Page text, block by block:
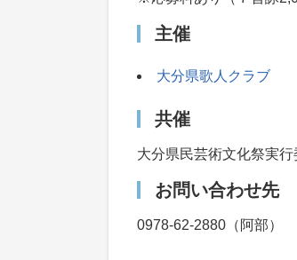
主催
大分県歌人クラブ
共催
大分県民芸術文化祭実行
お問い合わせ先
0978-62-2880（阿部）